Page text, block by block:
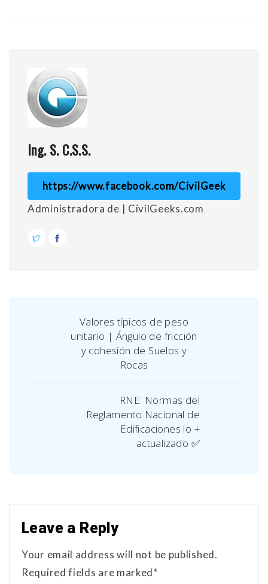
Ing. S. C.S.S.
https://www.facebook.com/CivilGeek
Administradora de | CivilGeeks.com
Valores típicos de peso
unitario | Ángulo de fricción
y cohesión de Suelos y
Rocas
RNE: Normas del
Reglamento Nacional de
Edificaciones lo +
actualizado ✅
Leave a Reply
Your email address will not be published.
Required fields are marked*